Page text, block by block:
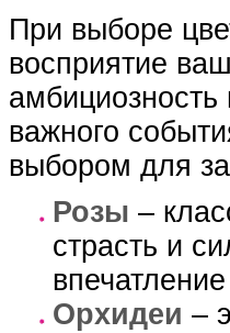
При выборе
восприятие
важного
выбором для
Розы –
страсть и
Орхидеи –